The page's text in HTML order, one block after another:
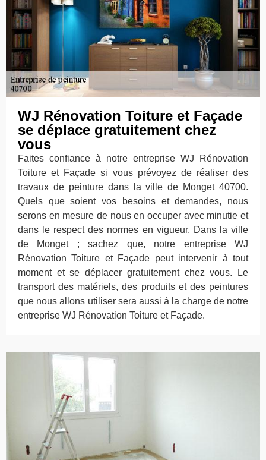
WJ Rénovation Toiture et Façade
se déplace gratuitement chez
vous
Faites confiance à notre entreprise WJ Rénovation
Toiture et Façade si vous prévoyez de réaliser des
travaux de peinture dans la ville de Monget 40700.
Quels que soient vos besoins et demandes, nous
serons en mesure de nous en occuper avec minutie et
dans le respect des normes en vigueur. Dans la ville
de Monget ; sachez que, notre entreprise WJ
Rénovation Toiture et Façade peut intervenir à tout
moment et se déplacer gratuitement chez vous. Le
transport des matériels, des produits et des peintures
que nous allons utiliser sera aussi à la charge de notre
entreprise WJ Rénovation Toiture et Façade.